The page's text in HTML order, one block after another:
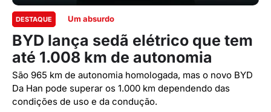
DESTAQUE Um absurdo
BYD lança sedã elétrico que tem
até 1.008 km de autonomia
São 965 km de autonomia homologada, mas o novo BYD
Da Han pode superar os 1.000 km dependendo das
condições de uso e da condução.